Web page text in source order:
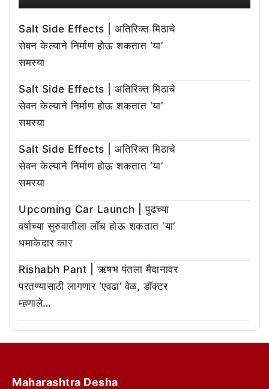
Salt Side Effects | अतिरिक्त मिठाचे
सेवन केल्याने निर्माण होऊ शकतात ‘या’
समस्या
Salt Side Effects | अतिरिक्त मिठाचे
सेवन केल्याने निर्माण होऊ शकतात ‘या’
समस्या
Salt Side Effects | अतिरिक्त मिठाचे
सेवन केल्याने निर्माण होऊ शकतात ‘या’
समस्या
Upcoming Car Launch | पुढच्या
वर्षाच्या सुरुवातीला लाँच होऊ शकतात ‘या’
धमाकेदार कार
Rishabh Pant | ऋषभ पंतला मैदानावर
परतण्यासाठी लागणार ‘एवढा’ वेळ, डॉक्टर
म्हणाले…
Maharashtra Desha